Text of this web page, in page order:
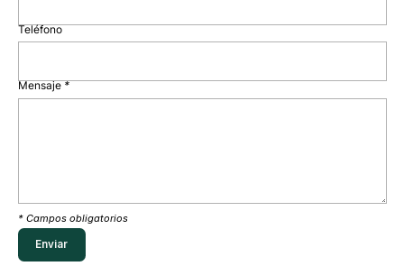
Teléfono
Mensaje *
* Campos obligatorios